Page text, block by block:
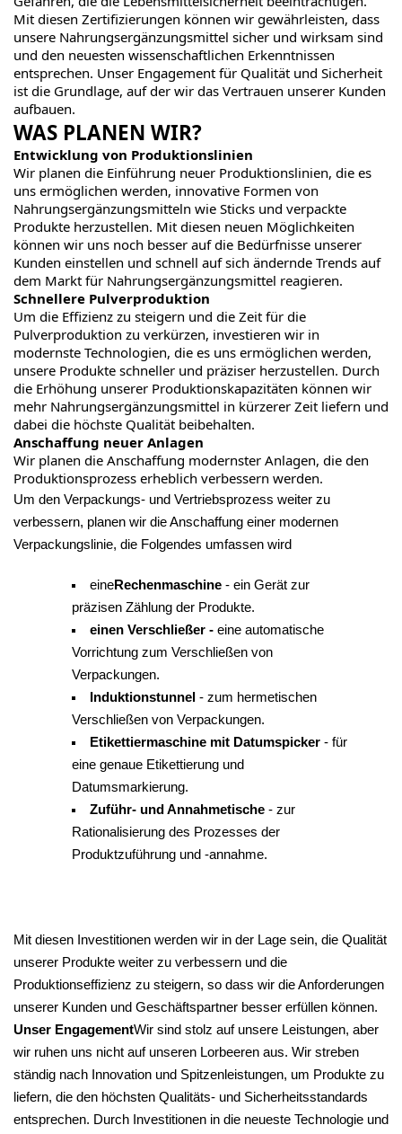
Mit diesen Zertifizierungen können wir gewährleisten, dass
unsere Nahrungsergänzungsmittel sicher und wirksam sind
und den neuesten wissenschaftlichen Erkenntnissen
entsprechen. Unser Engagement für Qualität und Sicherheit
ist die Grundlage, auf der wir das Vertrauen unserer Kunden
aufbauen.
WAS PLANEN WIR?
Entwicklung von Produktionslinien
Wir planen die Einführung neuer Produktionslinien, die es
uns ermöglichen werden, innovative Formen von
Nahrungsergänzungsmitteln wie Sticks und verpackte
Produkte herzustellen. Mit diesen neuen Möglichkeiten
können wir uns noch besser auf die Bedürfnisse unserer
Kunden einstellen und schnell auf sich ändernde Trends auf
dem Markt für Nahrungsergänzungsmittel reagieren.
Schnellere Pulverproduktion
Um die Effizienz zu steigern und die Zeit für die
Pulverproduktion zu verkürzen, investieren wir in
modernste Technologien, die es uns ermöglichen werden,
unsere Produkte schneller und präziser herzustellen. Durch
die Erhöhung unserer Produktionskapazitäten können wir
mehr Nahrungsergänzungsmittel in kürzerer Zeit liefern und
dabei die höchste Qualität beibehalten.
Anschaffung neuer Anlagen
Wir planen die Anschaffung modernster Anlagen, die den
Produktionsprozess erheblich verbessern werden.
Um den Verpackungs- und Vertriebsprozess weiter zu
verbessern, planen wir die Anschaffung einer modernen
Verpackungslinie, die Folgendes umfassen wird
eineRechenmaschine - ein Gerät zur
präzisen Zählung der Produkte.
einen Verschließer - eine automatische
Vorrichtung zum Verschließen von
Verpackungen.
Induktionstunnel - zum hermetischen
Verschließen von Verpackungen.
Etikettiermaschine mit Datumspicker - für
eine genaue Etikettierung und
Datumsmarkierung.
Zuführ- und Annahmetische - zur
Rationalisierung des Prozesses der
Produktzuführung und -annahme.
Mit diesen Investitionen werden wir in der Lage sein, die Qualität
unserer Produkte weiter zu verbessern und die
Produktionseffizienz zu steigern, so dass wir die Anforderungen
unserer Kunden und Geschäftspartner besser erfüllen können.
Unser EngagementWir sind stolz auf unsere Leistungen, aber
wir ruhen uns nicht auf unseren Lorbeeren aus. Wir streben
ständig nach Innovation und Spitzenleistungen, um Produkte zu
liefern, die den höchsten Qualitäts- und Sicherheitsstandards
entsprechen. Durch Investitionen in die neueste Technologie und